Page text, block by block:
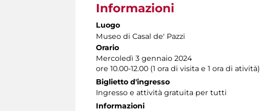
Informazioni
Luogo
Museo di Casal de' Pazzi
Orario
Mercoledì 3 gennaio 2024
ore 10.00-12.00 (1 ora di visita e 1 ora di atività)
Biglietto d'ingresso
Ingresso e attività gratuita per tutti
Informazioni